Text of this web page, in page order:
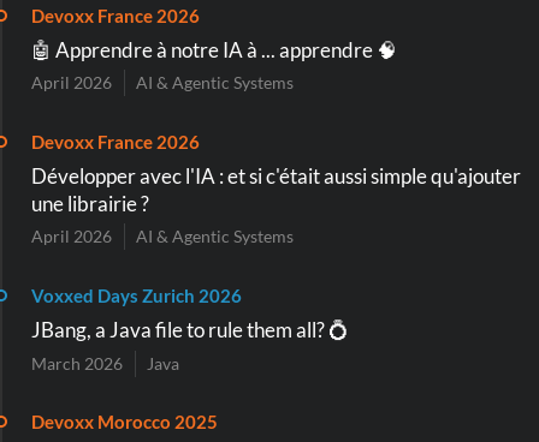
Devoxx France 2026
🤖 Apprendre à notre IA à ... apprendre 🧠
April 2026 AI & Agentic Systems
Devoxx France 2026
Développer avec l'IA : et si c'était aussi simple qu'ajouter
une librairie ?
April 2026 AI & Agentic Systems
Voxxed Days Zurich 2026
JBang, a Java file to rule them all? 💍
March 2026 Java
Devoxx Morocco 2025